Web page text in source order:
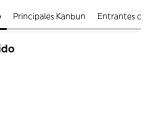
Principales Kanbun Entrantes